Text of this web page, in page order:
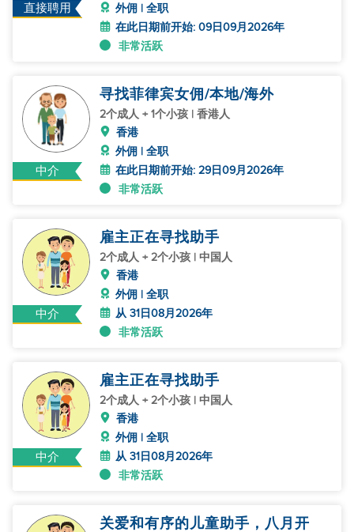
直接聘用
外佣 | 全职
在此日期前开始: 09日09月2026年
非常活跃
中介
寻找菲律宾女佣/本地/海外
2个成人 + 1个小孩 | 香港人
香港
外佣 | 全职
在此日期前开始: 29日09月2026年
非常活跃
中介
雇主正在寻找助手
2个成人 + 2个小孩 | 中国人
香港
外佣 | 全职
从 31日08月2026年
非常活跃
中介
雇主正在寻找助手
2个成人 + 2个小孩 | 中国人
香港
外佣 | 全职
从 31日08月2026年
非常活跃
关爱和有序的儿童助手，八月开